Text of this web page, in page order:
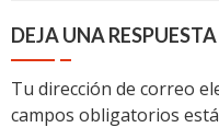
DEJA UNA RESPUESTA
Tu dirección de correo
campos obligatorios